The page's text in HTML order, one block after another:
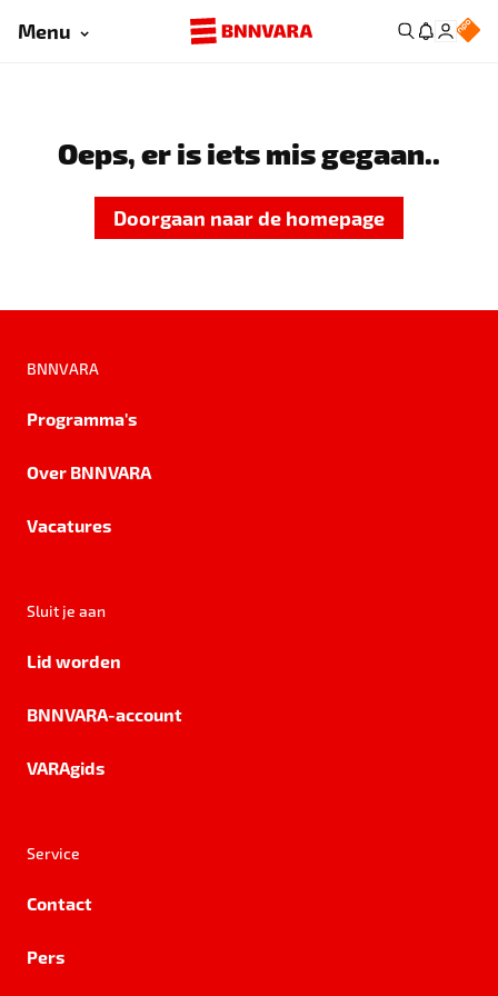
Menu
Oeps, er is iets mis gegaan..
Doorgaan naar de homepage
BNNVARA
Programma's
Over BNNVARA
Vacatures
Sluit je aan
Lid worden
BNNVARA-account
VARAgids
Service
Contact
Pers